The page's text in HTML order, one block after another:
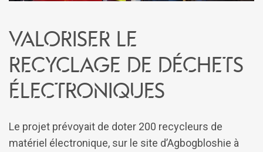
Valoriser le
recyclage de déchets
électroniques
Le projet prévoyait de doter 200 recycleurs de
matériel électronique, sur le site d’Agbogbloshie à